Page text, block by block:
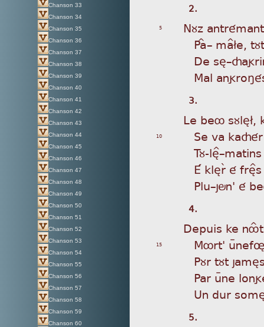
Chanson 33
Chanson 34
Chanson 35
Chanson 36
Chanson 37
Chanson 38
Chanson 39
Chanson 40
Chanson 41
Chanson 42
Chanson 43
Chanson 44
Chanson 45
Chanson 46
Chanson 47
Chanson 48
Chanson 49
Chanson 50
Chanson 51
Chanson 52
Chanson 53
Chanson 54
Chanson 55
Chanson 56
Chanson 57
Chanson 58
Chanson 59
Chanson 60
2.
5 Nùz
PaÎ_ ma^£e,
De
Mal
3.
Le beô sùlè£,
10 Se va
Tù-
É klèrã é
Plu_jön' é
4.
Depuis ke
15 Môrt'
Pùr tùt jamès
Par uÿne
Un dur
5.